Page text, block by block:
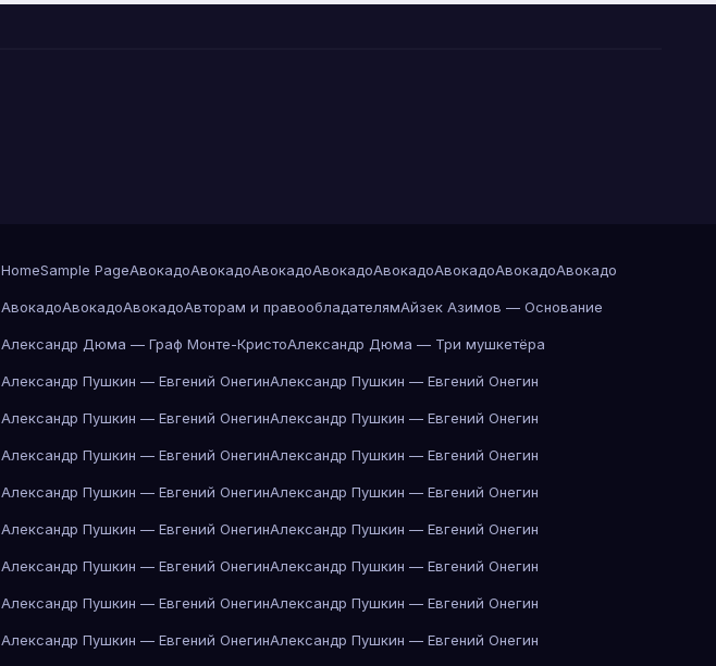
HomeSample PageАвокадоАвокадоАвокадоАвокадоАвокадоАвокадоАвокадоАвокадо
АвокадоАвокадоАвокадоАвторам и правообладателямАйзек Азимов — Основание
Александр Дюма — Граф Монте-КристоАлександр Дюма — Три мушкетёра
Александр Пушкин — Евгений ОнегинАлександр Пушкин — Евгений Онегин
Александр Пушкин — Евгений ОнегинАлександр Пушкин — Евгений Онегин
Александр Пушкин — Евгений ОнегинАлександр Пушкин — Евгений Онегин
Александр Пушкин — Евгений ОнегинАлександр Пушкин — Евгений Онегин
Александр Пушкин — Евгений ОнегинАлександр Пушкин — Евгений Онегин
Александр Пушкин — Евгений ОнегинАлександр Пушкин — Евгений Онегин
Александр Пушкин — Евгений ОнегинАлександр Пушкин — Евгений Онегин
Александр Пушкин — Евгений ОнегинАлександр Пушкин — Евгений Онегин